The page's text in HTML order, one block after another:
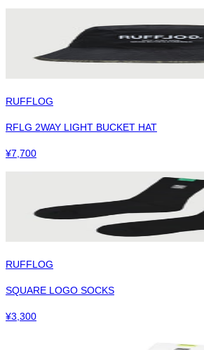
RUFFLOG
RFLG 2WAY LIGHT BUCKET HAT
¥7,700
RUFFLOG
SQUARE LOGO SOCKS
¥3,300